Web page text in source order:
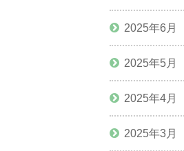
2025年6月
2025年5月
2025年4月
2025年3月